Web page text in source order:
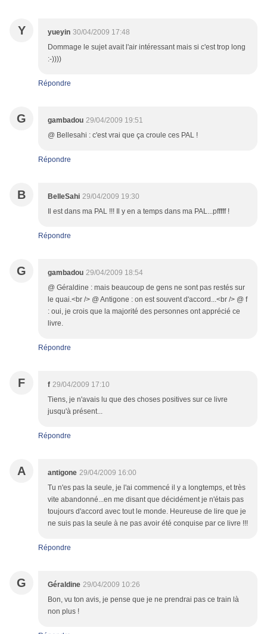
Y yueyin 30/04/2009 17:48
Dommage le sujet avait l'air intéressant mais si c'est trop long
:-))))
Répondre
G gambadou 29/04/2009 19:51
@ Bellesahi : c'est vrai que ça croule ces PAL !
Répondre
B BelleSahi 29/04/2009 19:30
Il est dans ma PAL !!! Il y en a temps dans ma PAL...pfffff !
Répondre
G gambadou 29/04/2009 18:54
@ Géraldine : mais beaucoup de gens ne sont pas restés sur
le quai.<br /> @ Antigone : on est souvent d'accord...<br /> @ f
: oui, je crois que la majorité des personnes ont apprécié ce
livre.
Répondre
F f 29/04/2009 17:10
Tiens, je n'avais lu que des choses positives sur ce livre
jusqu'à présent...
Répondre
A antigone 29/04/2009 16:00
Tu n'es pas la seule, je l'ai commencé il y a longtemps, et très
vite abandonné...en me disant que décidément je n'étais pas
toujours d'accord avec tout le monde. Heureuse de lire que je
ne suis pas la seule à ne pas avoir été conquise par ce livre !!!
Répondre
G Géraldine 29/04/2009 10:26
Bon, vu ton avis, je pense que je ne prendrai pas ce train là
non plus !